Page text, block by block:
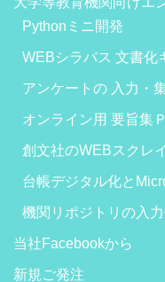
Pythonミニ開発
WEBシラバス 文書化
アンケートの 入力・
オンライン用 要旨集
創文社のWEBスクレ
台帳デジタル化と
機関リポジトリの入
当社Facebookから
新規ご発注